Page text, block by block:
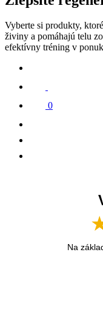
Vyberte si produkty,
živiny a pomáhajú telu
efektívny tréning v
0
Na